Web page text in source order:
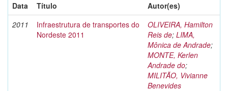
Data
Título
Autor(es)
2011
Infraestrutura de transportes do
Nordeste 2011
OLIVEIRA, Hamilton
Reis de; LIMA,
Mônica de Andrade;
MONTE, Kerlen
Andrade do;
MILITÃO, Vivianne
Benevides